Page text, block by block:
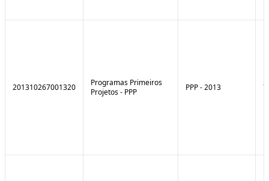
201310267001320
Programas Primeiros
Projetos - PPP
PPP - 2013